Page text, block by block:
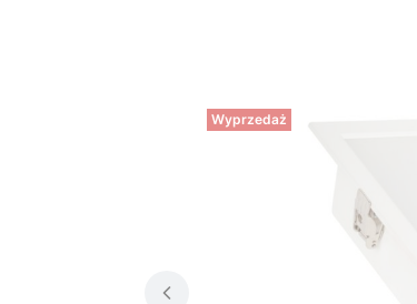
Wyprzedaż